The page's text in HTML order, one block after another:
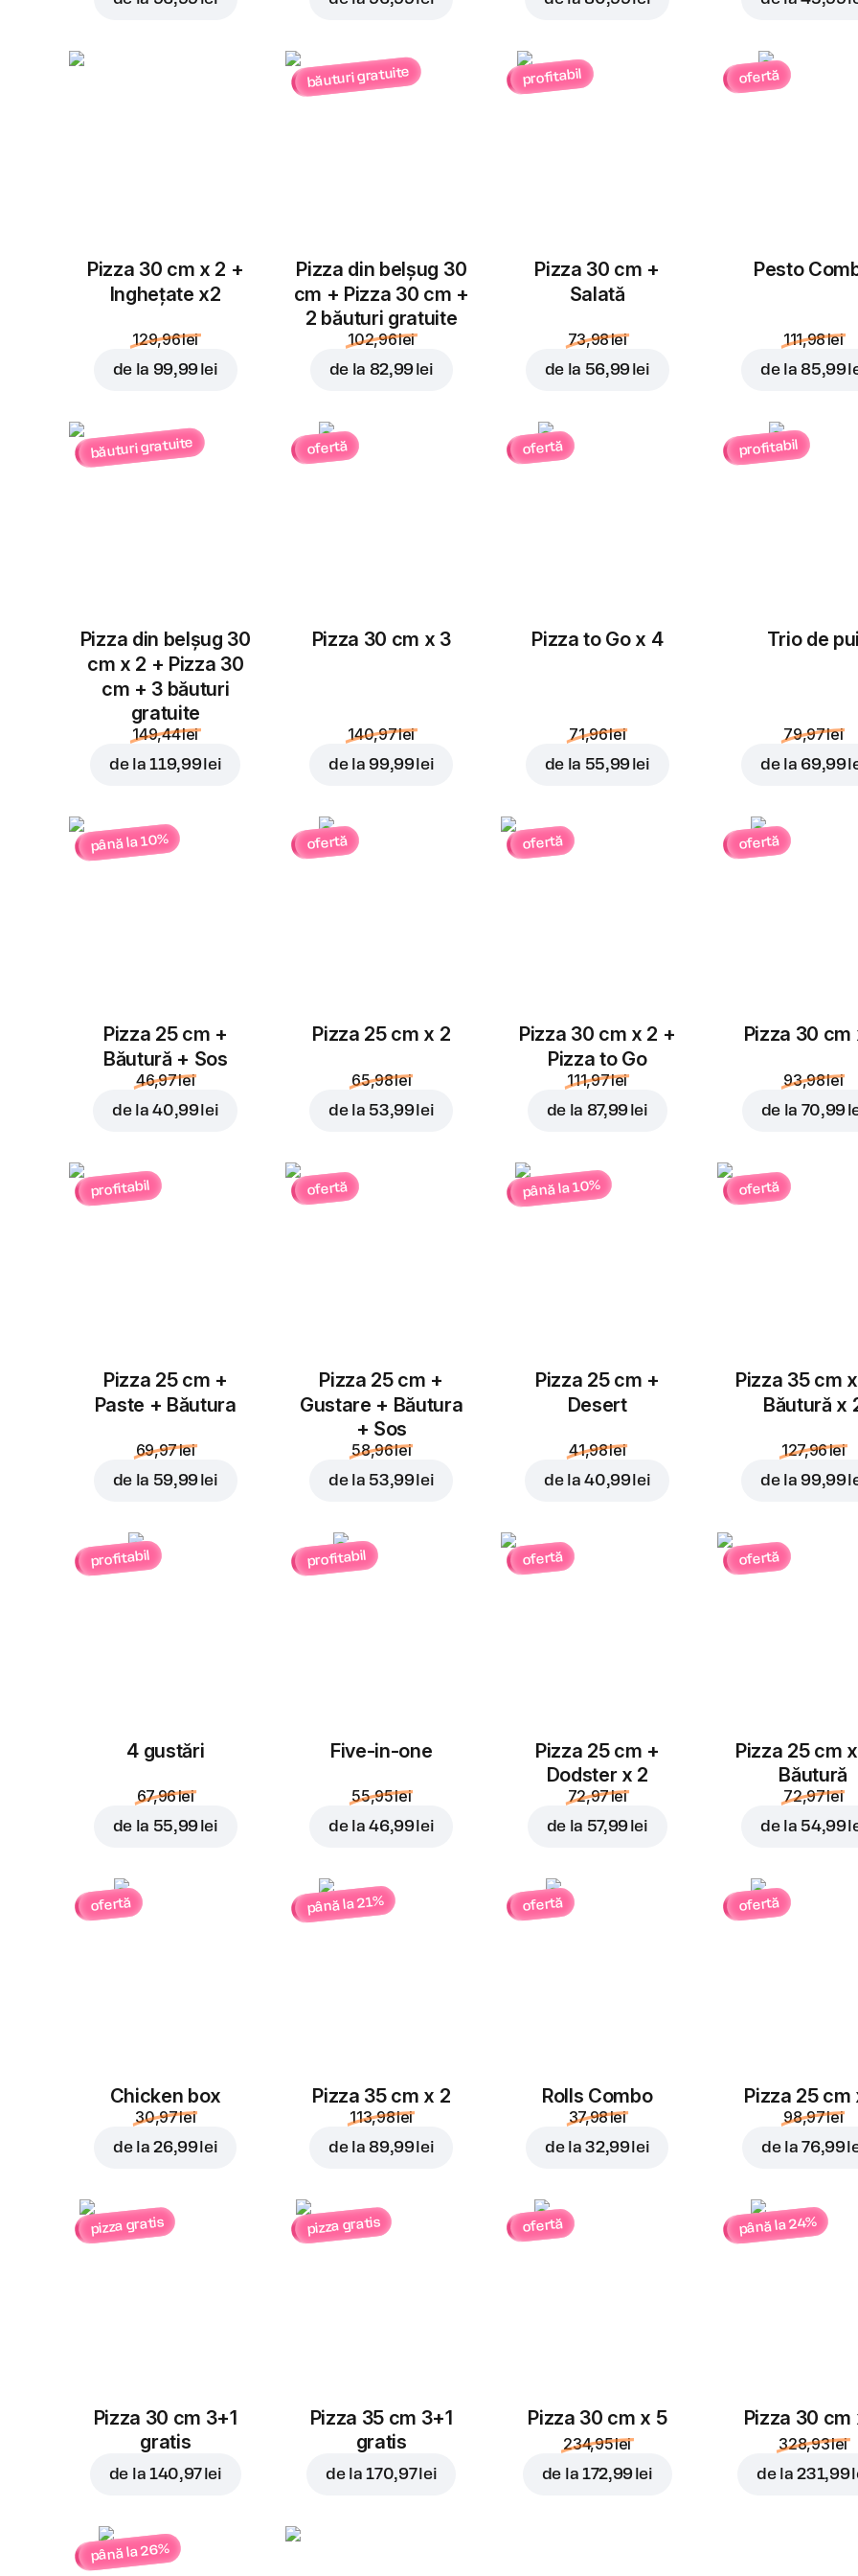
Magnet Pepperobi
În coș
Pizza 30 cm x 2 +
Inghețate x2
129,96 lei
de la 99,99 lei
băuturi gratuite
Pizza din belșug 30
cm + Pizza 30 cm +
2 băuturi gratuite
102,96 lei
de la 82,99 lei
profitabil
Pizza 30 cm +
Salată
73,98 lei
de la 56,99 lei
ofertă
Pesto
111,98 lei
de la 85,99
băuturi gratuite
Pizza din belșug 30
cm x 2 + Pizza 30
cm + 3 băuturi
gratuite
149,44 lei
de la119,99 lei
ofertă
Pizza 30 cm x 3
140,97 lei
de la 99,99 lei
ofertă
Pizza to Go x 4
71,96 lei
de la 55,99 lei
profitabil
Trio de
79,97 lei
de la 69,99
până la 10%
Pizza 25 cm +
Băutură + Sos
46,97 lei
de la40,99 lei
ofertă
Pizza 25 cm x 2
65,98 lei
de la 53,99 lei
ofertă
Pizza 30 cm x 2 +
Pizza to Go
111,97 lei
de la 87,99 lei
ofertă
Pizza 30 cm
93,98 lei
de la 70,99
profitabil
Pizza 25 cm +
Paste + Băutura
69,97 lei
de la 59,99 lei
ofertă
Pizza 25 cm +
Gustare + Băutura
+ Sos
58,96 lei
de la 53,99 lei
până la 10%
Pizza 25 cm +
Desert
41,98 lei
de la40,99 lei
ofertă
Pizza 35 cm
Băutură x
127,96 lei
de la 99,99
profitabil
4 gustări
67,96 lei
de la 55,99 lei
profitabil
Five-in-one
55,95 lei
de la46,99 lei
ofertă
Pizza 25 cm +
Dodster x 2
72,97 lei
de la 57,99 lei
ofertă
Pizza 25 cm
Băutură
72,97 lei
de la 54,99
ofertă
Chicken box
30,97 lei
de la26,99 lei
până la 21%
Pizza 35 cm x 2
113,98 lei
de la 89,99 lei
ofertă
Rolls Combo
37,98 lei
de la32,99 lei
ofertă
Pizza 25 cm
98,97 lei
de la76,99
pizza gratis
Pizza 30 cm 3+1
gratis
de la 140,97 lei
pizza gratis
Pizza 35 cm 3+1
gratis
de la170,97 lei
ofertă
Pizza 30 cm x 5
234,95 lei
de la 172,99 lei
până la 24%
Pizza 30 cm
328,93 lei
de la231,99
până la 26%